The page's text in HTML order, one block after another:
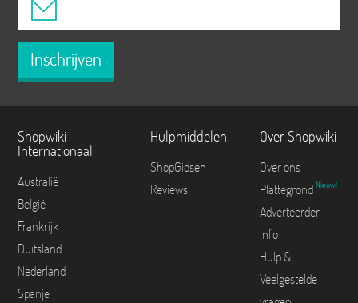
Inschrijven
Shopwiki
Internationaal
Australië
België
Frankrijk
Duitsland
Nederland
Spanje
Hulpmiddelen
ShopGidsen
Reviews
Over Shopwiki
Over ons
Plattegrond Nieuw!
Adverteerder
Info
Hulp &
Veelgestelde